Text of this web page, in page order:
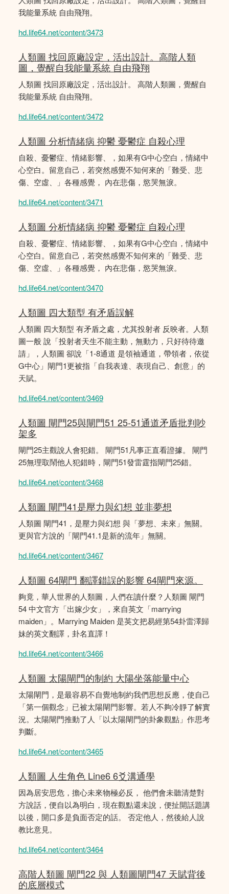
我能量系統 自由飛翔。
hd.life64.net/content/3473
人類圖 找回原廠設定，活出設計。高階人類
圖，覺醒自我能量系統 自由飛翔
人類圖 找回原廠設定，活出設計。 高階人類圖，覺醒自
我能量系統 自由飛翔。
hd.life64.net/content/3472
人類圖 分析情緒病 抑鬱 憂鬱症 自殺心理
自殺、憂鬱症、情緒影響、，如果有G中心空白，情緒中
心空白。留意自己，若突然感覺不知何來的「難受、悲
傷、空虛、」各種感覺， 內在悲傷，慾哭無淚。
hd.life64.net/content/3471
人類圖 分析情緒病 抑鬱 憂鬱症 自殺心理
自殺、憂鬱症、情緒影響、，如果有G中心空白，情緒中
心空白。留意自己，若突然感覺不知何來的「難受、悲
傷、空虛、」各種感覺， 內在悲傷，慾哭無淚。
hd.life64.net/content/3470
人類圖 四大類型 有矛盾誤解
人類圖 四大類型 有矛盾之處，尤其投射者 反映者。人類
圖一般 說「投射者天生不能主動，無動力，只好待待邀
請」，人類圖 卻說「1-8通道 是領袖通道，帶領者，依從
G中心」閘門1更被指「自我表達、表現自己、創意」的
天賦。
hd.life64.net/content/3469
人類圖 閘門25與閘門51 25-51通道矛盾批判吵
架多
閘門25主觀說人會犯錯。 閘門51凡事正直看證據。 閘門
25無理取鬧他人犯錯時，閘門51發雷霆指閘門25錯。
hd.life64.net/content/3468
人類圖 閘門41是壓力與幻想 並非夢想
人類圖 閘門41，是壓力與幻想 與「夢想、未來」無關。
更與官方說的「閘門41.1是新的流年」無關。
hd.life64.net/content/3467
人類圖 64閘門 翻譯錯誤的影響 64閘門來源。
夠竟，華人世界的人類圖，人們在讀什麼？人類圖 閘門
54 中文官方「出嫁少女」，來自英文「marrying
maiden」。Marrying Maiden 是英文把易經第54卦雷澤歸
妹的英文翻譯，卦名直譯！
hd.life64.net/content/3466
人類圖 太陽閘門的制約 大陽坐落能量中心
太陽閘門，是最容易不自覺地制約我們思想反應，使自己
「第一個觀念」已被太陽閘門影響。若人不夠冷靜了解實
況。太陽閘門推動了人「以太陽閘門的卦象觀點」作思考
判斷。
hd.life64.net/content/3465
人類圖 人生角色 Line6 6爻溝通學
因為居安思危，擔心未來物極必反， 他們會未聽清楚對
方說話，便自以為明白，現在觀點還未說，便扯開話題講
以後，開口多是負面否定的話。 否定他人，然後給人說
教比意見。
hd.life64.net/content/3464
高階人類圖 閘門22 與 人類圖閘門47 天賦背後
的底層模式